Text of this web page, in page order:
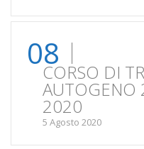
08CORSO DI
AUTOGENO
2020
5 Agosto 2020